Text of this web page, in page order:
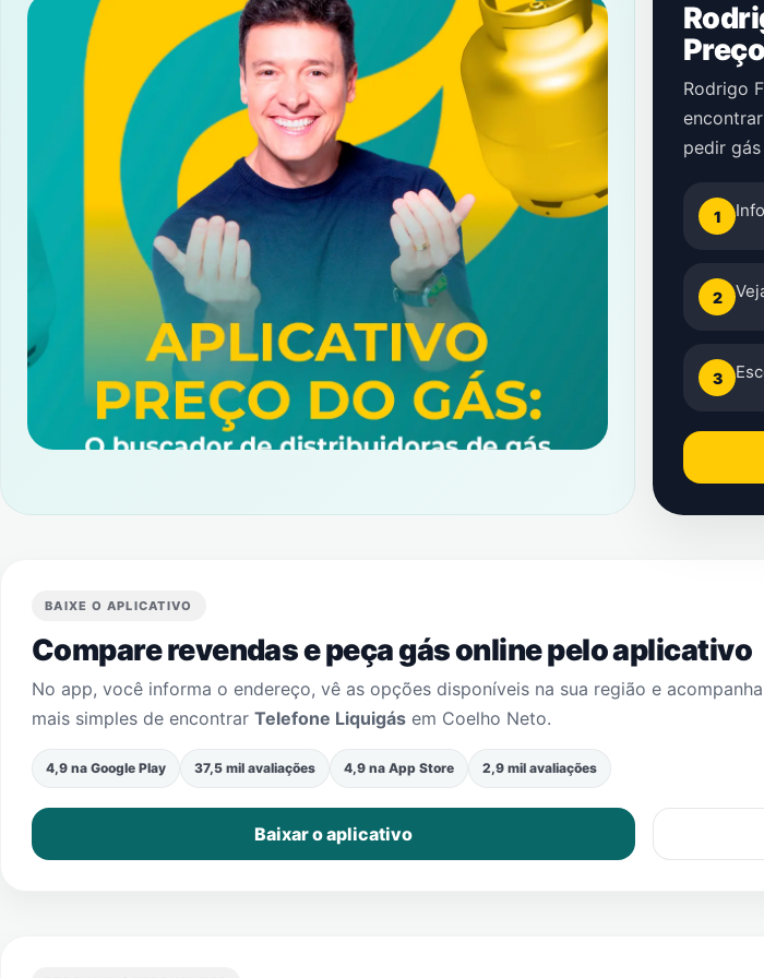
Rodrigo
encontrar
pedir
1
2
3
BAIXE O APLICATIVO
Compare revendas e peça gás online pelo aplicativo
No app, você informa o endereço, vê as opções disponíveis na sua região e
mais simples de encontrar Telefone Liquigás em Coelho Neto.
4,9 na Google Play 37,5 mil avaliações 4,9 na App Store 2,9 mil avaliações
Baixar o aplicativo